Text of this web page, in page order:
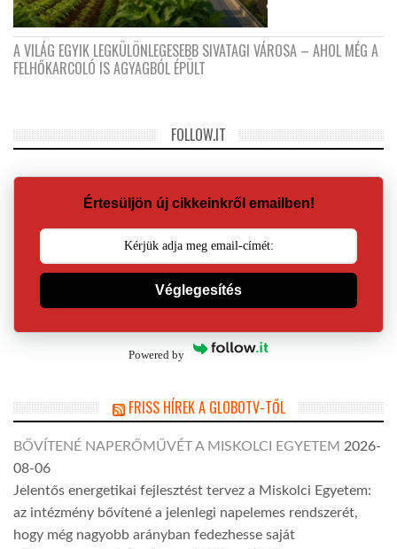
A VILÁG EGYIK LEGKÜLÖNLEGESEBB SIVATAGI VÁROSA – AHOL MÉG A
FELHŐKARCOLÓ IS AGYAGBÓL ÉPÜLT
FOLLOW.IT
Értesüljön új cikkeinkről emailben!
Véglegesítés
Powered by
FRISS HÍREK A GLOBOTV-TŐL
BŐVÍTENÉ NAPERŐMŰVÉT A MISKOLCI EGYETEM 2026-
08-06
Jelentős energetikai fejlesztést tervez a Miskolci Egyetem:
az intézmény bővítené a jelenlegi napelemes rendszerét,
hogy még nagyobb arányban fedezhesse saját